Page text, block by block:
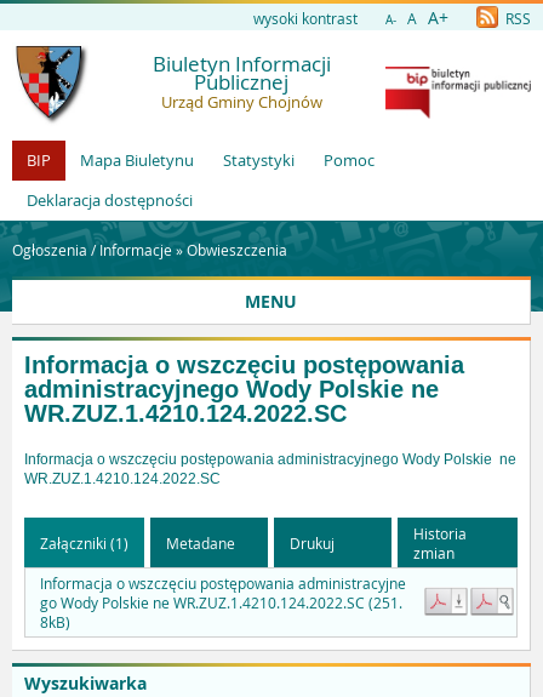
wysoki kontrast A- A A+ RSS
Biuletyn Informacji
Publicznej
Urząd Gminy Chojnów
BIP Mapa Biuletynu Statystyki
Pomoc
Deklaracja dostępności
Ogłoszenia / Informacje »Obwieszczenia
MENU
Wyszukiwarka
Informacja o wszczęciu postępowania
administracyjnego Wody Polskie ne
WR.ZUZ.1.4210.124.2022.SC
Informacja o wszczęciu postępowania administracyjnego Wody Polskie ne
WR.ZUZ.1.4210.124.2022.SC
Załączniki (1) Metadane Drukuj
Historia
zmian
Informacja o wszczęciu postępowania administracyjne
go Wody Polskie ne WR.ZUZ.1.4210.124.2022.SC (251.
8kB)